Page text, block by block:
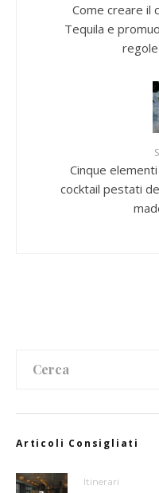
Come creare il
Tequila e
Cinque
cocktail pestati
Articoli Consigliati
Itinerari